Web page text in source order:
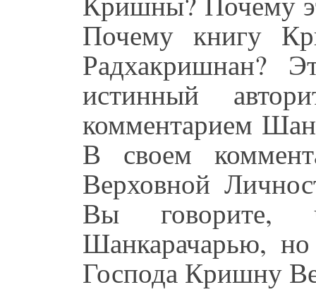
Почему книгу
Радхакришнан?
истинный
комментарием
В своем
Верховной
Вы говорите,
Шанкарачарью,
Господа Кришну